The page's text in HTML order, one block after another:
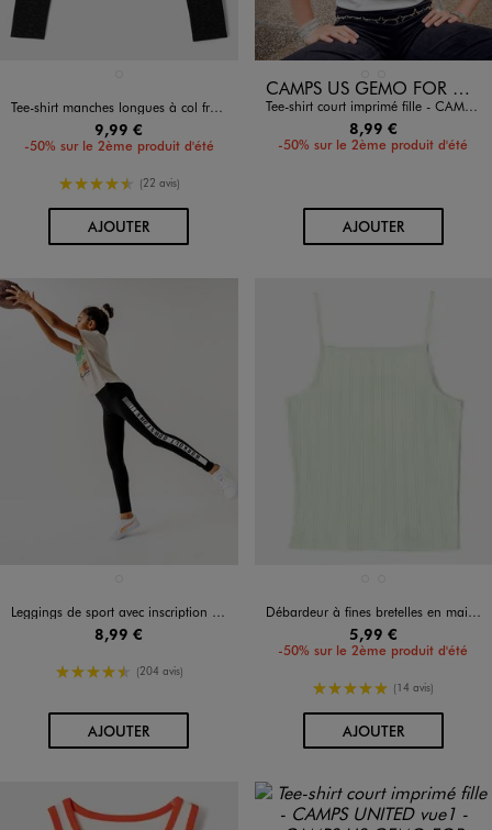
Tee-shirt manches longues à col froncé fantaisie fille
9,99 €
-50% sur le 2ème produit d'été
4.5/5 de moyenne
(22 avis)
AJOUTERAU PANIER
Disponible en 2 coloris CAMPS US GEMO FOR GOOD
Tee-shirt court imprimé fille - CAMPS UNITED
8,99 €
-50% sur le 2ème produit d'été
AJOUTERAU PANIER
Leggings de sport avec inscription sur le côté fille
8,99 €
4.5/5 de moyenne
(204 avis)
AJOUTERAU PANIER
Débardeur à fines bretelles en maille pointelle fille
5,99 €
-50% sur le 2ème produit d'été
5/5 de moyenne
(14 avis)
AJOUTERAU PANIER